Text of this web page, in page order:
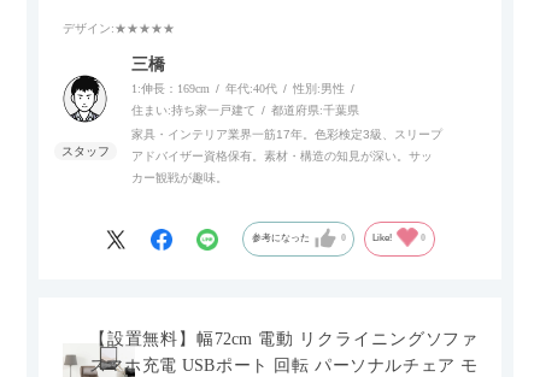
また、補助テーブルとして使用可能なスライドテーブルや収納
内部にもプリンターなどが置けるスライド棚板がついているの
でテレビ台以外にもオフィスなどでの収納家具やリビングでの
サイドボードとして多目的な用途に対応しています。
また、扉は横方向へのスライド式となっているので開閉時のス
ペースを最小限に抑えられ、省スペースでご利用いただけるの
デザイン:★★★★★
三橋
1:伸長：169cm 年代:40代 性別:男性
住まい:持ち家一戸建て 都道府県:千葉県
家具・インテリア業界一筋17年。色彩検定3級、スリープ
アドバイザー資格保有。素材・構造の知見が深い。サッ
カー観戦が趣味。
参考になった 0 Like! 0
【設置無料】幅72cm 電動 リクライニングソファ
スマホ充電 USBポート 回転 パーソナルチェア モ